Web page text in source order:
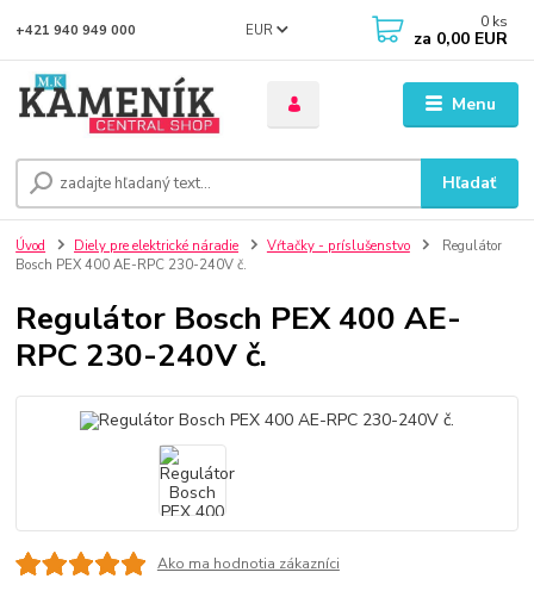
Menu
EUR
Hľadať
+421 940 949 000 0 ks
za 0,00 EUR
Úvod Diely pre elektrické náradie Vŕtačky - príslušenstvo
Regulátor
Bosch PEX 400 AE-RPC 230-240V č.
Regulátor Bosch PEX 400 AE-
RPC 230-240V č.
Ako ma hodnotia zákazníci